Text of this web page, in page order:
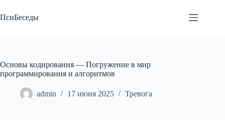
к
сути
ПсиБеседы
Основы кодирования — Погружение в мир
программирования и алгоритмов
admin 17 июня 2025 Тревога